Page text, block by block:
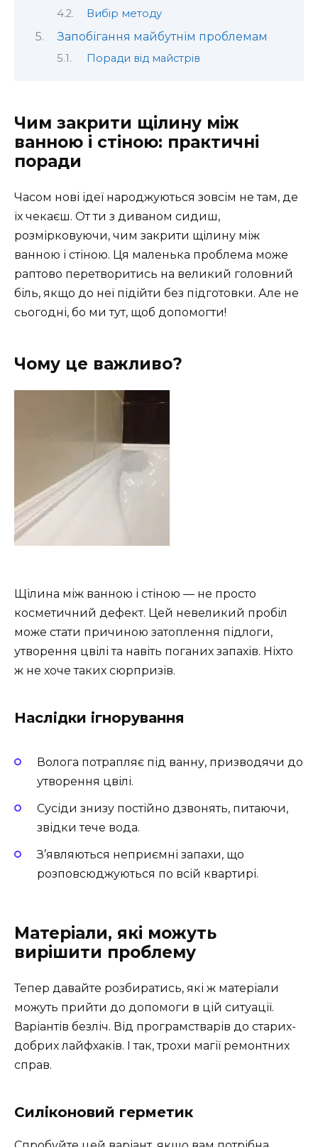
Вибір методу
Запобігання майбутнім проблемам
Поради від майстрів
Чим закрити щілину між
ванною і стіною: практичні
поради
Часом нові ідеї народжуються зовсім не там, де
їх чекаєш. От ти з диваном сидиш,
розмірковуючи, чим закрити щілину між
ванною і стіною. Ця маленька проблема може
раптово перетворитись на великий головний
біль, якщо до неї підійти без підготовки. Але не
сьогодні, бо ми тут, щоб допомогти!
Чому це важливо?
Щілина між ванною і стіною — не просто
косметичний дефект. Цей невеликий пробіл
може стати причиною затоплення підлоги,
утворення цвілі та навіть поганих запахів. Ніхто
ж не хоче таких сюрпризів.
Наслідки ігнорування
Волога потрапляє під ванну, призводячи до
утворення цвілі.
Сусіди знизу постійно дзвонять, питаючи,
звідки тече вода.
З’являються неприємні запахи, що
розповсюджуються по всій квартирі.
Матеріали, які можуть
вирішити проблему
Тепер давайте розбиратись, які ж матеріали
можуть прийти до допомоги в цій ситуації.
Варіантів безліч. Від програмстварів до старих-
добрих лайфхаків. І так, трохи магії ремонтних
справ.
Силіконовий герметик